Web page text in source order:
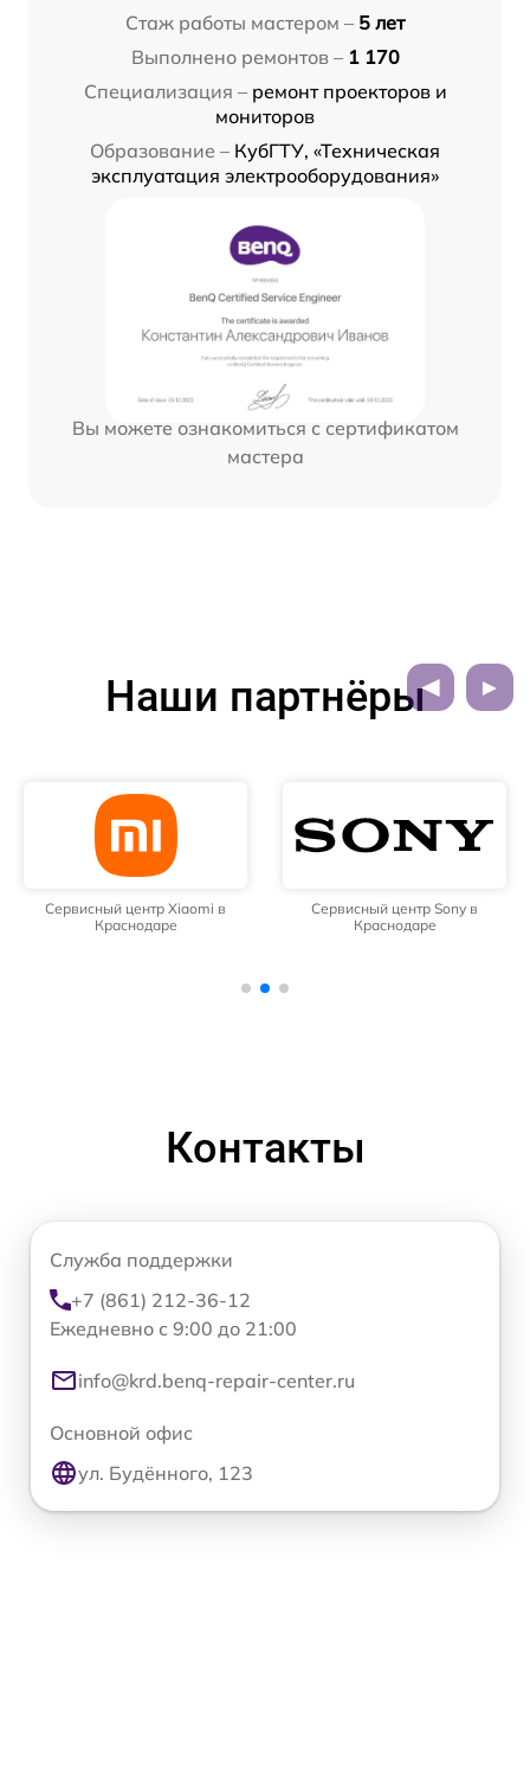
Стаж работы мастером – 5 лет
Выполнено ремонтов – 1 170
Специализация – ремонт проекторов и
мониторов
Образование – КубГТУ, «Техническая
эксплуатация электрооборудования»
Вы можете ознакомиться с сертификатом
мастера
Наши партнёры
Сервисный центр Xiaomi в
Краснодаре
Сервисный центр Sony в
Краснодаре
Контакты
Служба поддержки
+7 (861) 212-36-12
Ежедневно с 9:00 до 21:00
info@krd.benq-repair-center.ru
Основной офис
ул. Будённого, 123